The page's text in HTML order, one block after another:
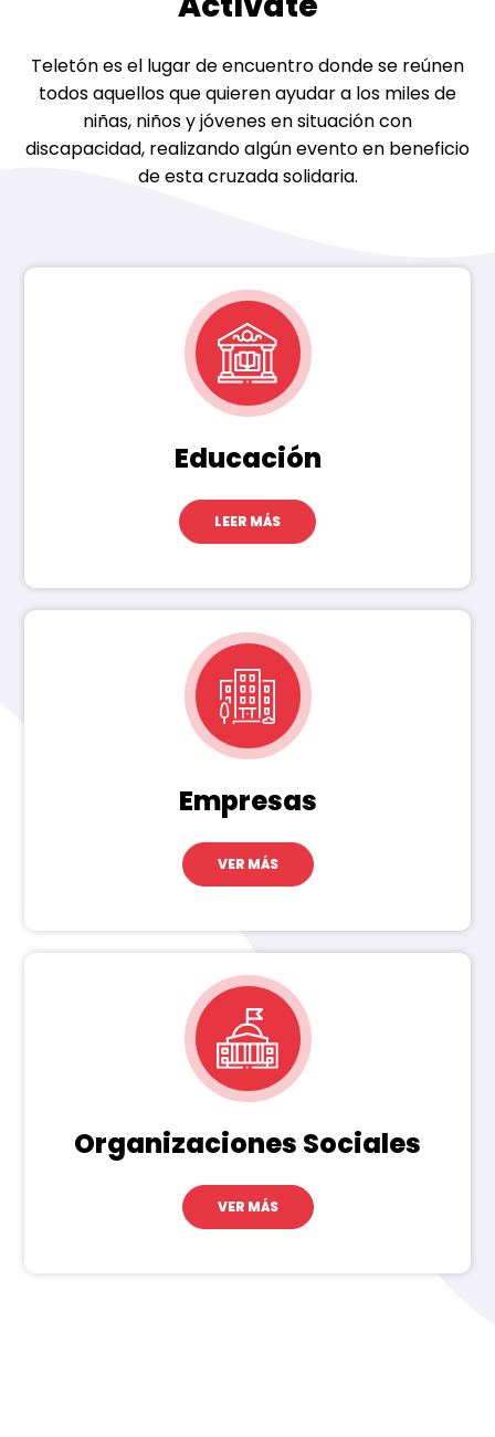
Teletón es el lugar de encuentro donde se reúnen
todos aquellos que quieren ayudar a los miles de
niñas, niños y jóvenes en situación con
discapacidad, realizando algún evento en beneficio
de esta cruzada solidaria.
Educación
LEER MÁS
Empresas
VER MÁS
Organizaciones Sociales
VER MÁS